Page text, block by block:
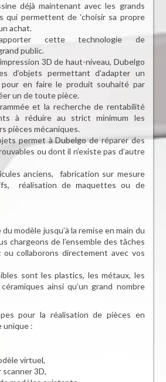
déjà maintenant avec les grands
qui permettent de ‘choisir sa propre
achat.
cette technologie de
public.
3D de haut-niveau, Dubelgo
d’objets permettant d’adapter un
en faire le produit souhaité par
un de toute pièce.
et la recherche de rentabilité
à réduire au strict minimum les
pièces mécaniques.
permet à Dubelgo de réparer des
ou dont il n’existe pas d’autre
anciens, fabrication sur mesure
réalisation de maquettes ou de
modèle jusqu’à la remise en main du
chargeons de l’ensemble des tâches
collaborons directement avec vos
sont les plastics, les métaux, les
ainsi qu’un grand nombre
pour la réalisation de pièces en
unique :
virtuel,
3D,